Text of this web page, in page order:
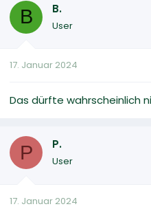
B B.
User
17. Januar 2024
Das dürfte wahrscheinlich
P P.
User
17. Januar 2024